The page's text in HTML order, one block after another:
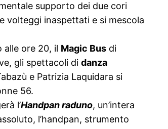
supporto dei due cori
volteggi inaspettati e si mescola
ore 20, il Magic Bus di
gli spettacoli di danza
e Patrizia Laquidara si
56.
l’Handpan raduno, un’intera
l’handpan, strumento